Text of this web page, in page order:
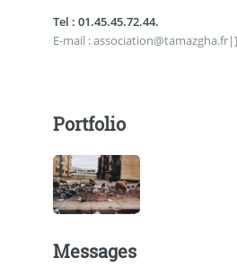
Tel : 01.45.45.72.44.
E-mail : association@tamazgha.fr|]
Portfolio
Messages